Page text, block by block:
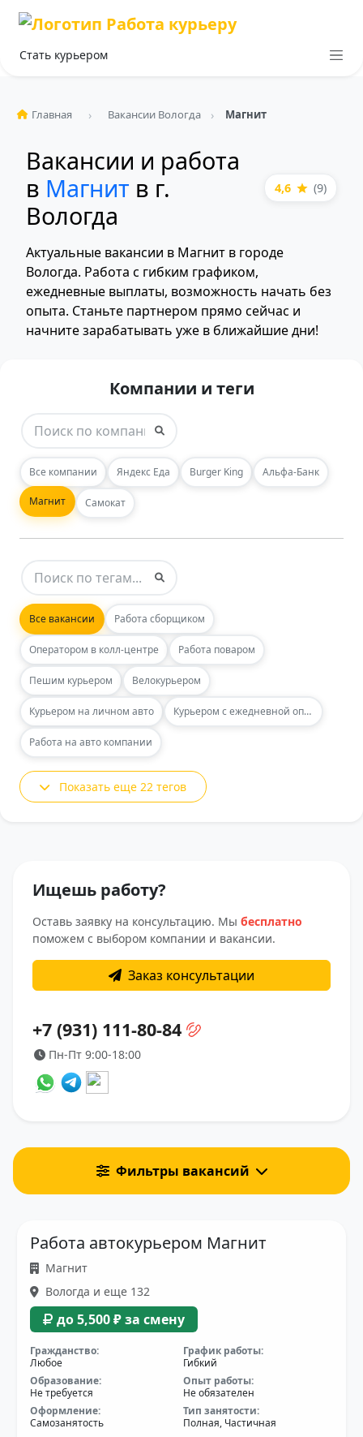
Стать курьером
Главная Вакансии Вологда Магнит
Вакансии и работа
в Магнит в г.
Вологда
4,6 (9)
Актуальные вакансии в Магнит в городе
Вологда. Работа с гибким графиком,
ежедневные выплаты, возможность начать без
опыта. Станьте партнером прямо сейчас и
начните зарабатывать уже в ближайшие дни!
Компании и теги
Все компании Яндекс Еда Burger King Альфа-Банк
Магнит Самокат
Все вакансии Работа сборщиком
Оператором в колл-центре Работа поваром
Пешим курьером Велокурьером
Курьером на личном авто Курьером с ежедневной оплатой
Работа на авто компании
Показать еще 22 тегов
Фильтры вакансий
Ищешь работу?
Оставь заявку на консультацию. Мы бесплатно
поможем с выбором компании и вакансии.
Заказ консультации
+7 (931) 111-80-84
Пн-Пт 9:00-18:00
Работа автокурьером Магнит
Магнит
Вологда и еще 132
до 5,500 ₽ за смену
Гражданство:
Любое
График работы:
Гибкий
Образование:
Не требуется
Опыт работы:
Не обязателен
Оформление:
Самозанятость
Тип занятости:
Полная, Частичная